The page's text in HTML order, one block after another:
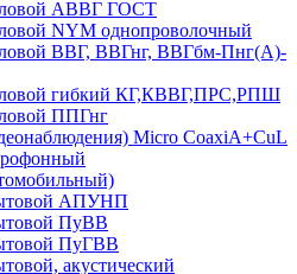
АВВГ ГОСТ
NYM однопроволочный
ВВГ, ВВГнг, ВВГбм-Пнг(А)-
гибкий КГ,КВВГ,ПРС,РПШ
ППГнг
Micro CoaxiA+CuL
АПУНП
ПуВВ
ПуГВВ
акустический